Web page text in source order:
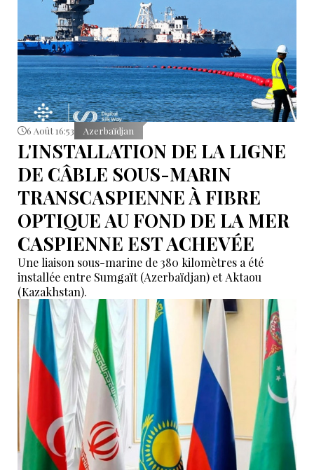
6 Août 16:53 Azerbaïdjan
L'INSTALLATION DE LA LIGNE
DE CÂBLE SOUS-MARIN
TRANSCASPIENNE À FIBRE
OPTIQUE AU FOND DE LA MER
CASPIENNE EST ACHEVÉE
Une liaison sous-marine de 380 kilomètres a été
installée entre Sumgaït (Azerbaïdjan) et Aktaou
(Kazakhstan).